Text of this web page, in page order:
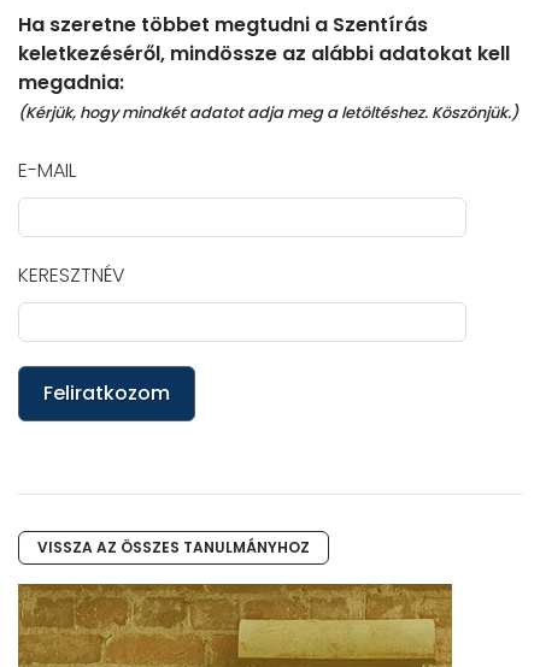
Ha szeretne többet megtudni a Szentírás
keletkezéséről, mindössze az alábbi adatokat kell
megadnia:
(Kérjük, hogy mindkét adatot adja meg a letöltéshez. Köszönjük.)
E-MAIL
KERESZTNÉV
Feliratkozom
VISSZA AZ ÖSSZES TANULMÁNYHOZ